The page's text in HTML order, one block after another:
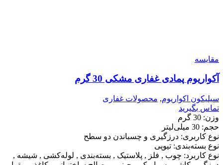
مقایسه
آکواریوم پمادی غفاری مشکی 30 گرم
سیلیکون اکواریوم, محصولات غفاری
تماس بگیرید
وزن: 30 گرم
حجم: 30 میلی‌لیتر
نوع کاربری: درزگیری و چسباندن دو سطح
نوع بسته‌بندی: تیوپی
نوع کاربرد: چوب , فلز , پلاستیک , بسته‌بندی , لوله‌کشی , شیشه ,